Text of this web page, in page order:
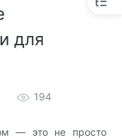
для
194
— это не просто